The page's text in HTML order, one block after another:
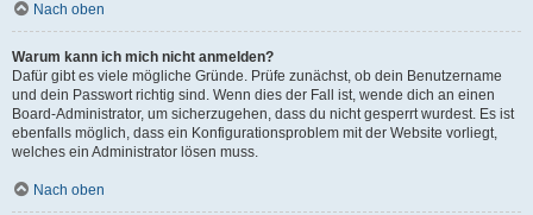
Nach oben
Warum kann ich mich nicht anmelden?
Dafür gibt es viele mögliche Gründe. Prüfe zunächst, ob dein Benutzername
und dein Passwort richtig sind. Wenn dies der Fall ist, wende dich an einen
Board-Administrator, um sicherzugehen, dass du nicht gesperrt wurdest. Es ist
ebenfalls möglich, dass ein Konfigurationsproblem mit der Website vorliegt,
welches ein Administrator lösen muss.
Nach oben